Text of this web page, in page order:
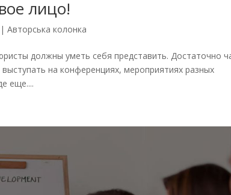
лицо!
|Авторська колонка
должны уметь себя представить. Достаточно
на конференциях, мероприятиях разных
еще....